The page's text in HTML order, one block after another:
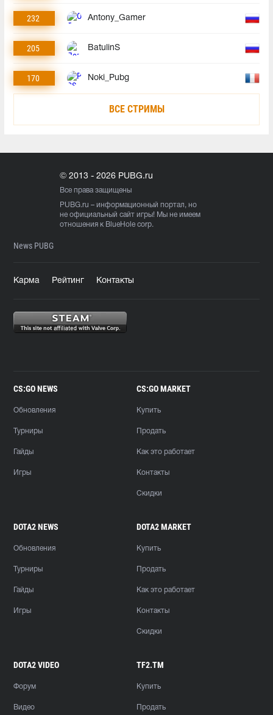
232 Antony_Gamer
205 BatulinS
170 Noki_Pubg
ВСЕ СТРИМЫ
© 2013 - 2026 PUBG.ru
Все права защищены
PUBG.ru – информационный портал, но
не официальный сайт игры! Мы не имеем
отношения к BlueHole corp.
News PUBG
Карма Рейтинг Контакты
CS:GO NEWS
Обновления
Турниры
Гайды
Игры
CS:GO MARKET
Купить
Продать
Как это работает
Контакты
Скидки
DOTA2 NEWS
Обновления
Турниры
Гайды
Игры
DOTA2 MARKET
Купить
Продать
Как это работает
Контакты
Скидки
DOTA2 VIDEO
Форум
Видео
TF2.TM
Купить
Продать